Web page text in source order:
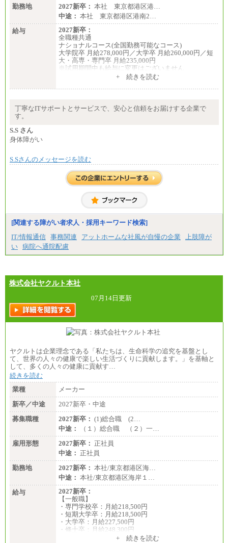
勤務地 2027新卒： 本社 東京都港区港…
中途： 本社 東京都港区港南2…
給与
2027新卒：
全職種共通
ナショナルコース(全国勤務可能なコース)
大学院卒 月給278,000円／大学卒 月給260,000円／短
大・高専・専門卒 月給235,000円
※試用期間中も給与に変更はございません
大学院卒 月給264,000円／大学卒 月給250,000円／短
※試用期間中も給与に変更はございません
中途：
+ 続きを読む
丁寧なITサポートとサービスで、安心と信頼をお届けする企業で
す。
S.S さん
身体障がい
S.Sさんのメッセージを読む
[関連する障がい者求人・採用キーワード検索]
IT/情報通信 事務関連 アットホームな社風が自慢の企業
上肢障が
い 病院へ通院配慮
株式会社ヤクルト本社
07月14日更新
ヤクルトは企業理念である「私たちは、生命科学の追究を基盤とし
て、世界の人々の健康で楽しい生活づくりに貢献します。」を基軸と
して、多くの人々の健康に貢献す…
続きを読む
業種
メーカー
新卒／中途
2027新卒・中途
募集職種
2027新卒： (1)総合職 (2…
中途：
（１）総合職 （２）一…
雇用形態
2027新卒： 正社員
中途： 正社員
勤務地
2027新卒： 本社/東京都港区海…
中途： 本社/東京都港区海岸１…
給与
2027新卒：
【一般職】
・専門学校卒：月給218,500円
・短期大学卒：月給218,500円
・大学卒：月給227,500円
・修士卒：月給248,300円
・博士卒：月給257,300円+ 続きを読む